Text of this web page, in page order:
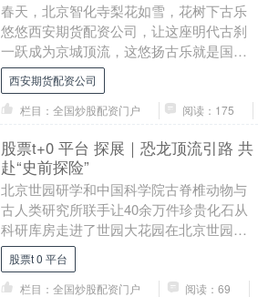
春天，北京智化寺梨花如雪，花树下古乐
悠悠西安期货配资公司，让这座明代古刹
一跃成为京城顶流，这悠扬古乐就是国家
级非遗京音乐，它为何能在智化寺代代相
传，传承 580....
西安期货配资公司
栏目：全国炒股配资门户
阅读：175
股票t+0 平台 探展｜恐龙顶流引路 共
赴“史前探险”
北京世园研学和中国科学院古脊椎动物与
古人类研究所联手让40余万件珍贵化石从
科研库房走进了世园大花园在北京世园古
生物研学基地一场史前探险正火热上演股
票t+0 平台....
股票t 0 平台
栏目：全国炒股配资门户
阅读：69